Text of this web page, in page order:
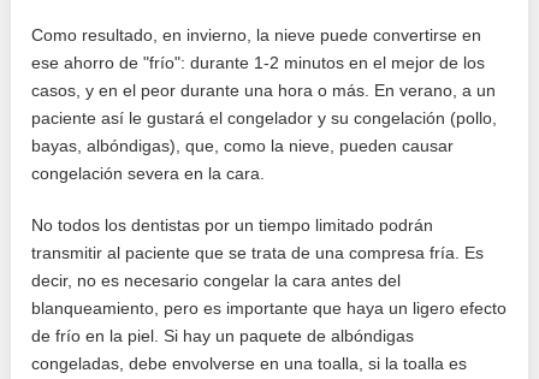
Como resultado, en invierno, la nieve puede convertirse en
ese ahorro de "frío": durante 1-2 minutos en el mejor de los
casos, y en el peor durante una hora o más. En verano, a un
paciente así le gustará el congelador y su congelación (pollo,
bayas, albóndigas), que, como la nieve, pueden causar
congelación severa en la cara.
No todos los dentistas por un tiempo limitado podrán
transmitir al paciente que se trata de una compresa fría. Es
decir, no es necesario congelar la cara antes del
blanqueamiento, pero es importante que haya un ligero efecto
de frío en la piel. Si hay un paquete de albóndigas
congeladas, debe envolverse en una toalla, si la toalla es